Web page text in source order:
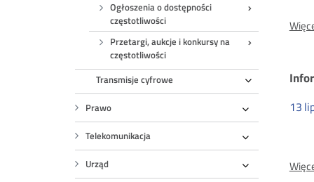
Ogłoszenia o dostępności
częstotliwości
Przetargi, aukcje i konkursy na
częstotliwości
Transmisje cyfrowe
Rozwiń
Prawo
Rozwiń
Telekomunikacja
Rozwiń
Urząd
Rozwiń
w
13